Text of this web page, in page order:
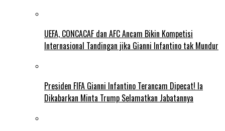
UEFA, CONCACAF dan AFC Ancam Bikin Kompetisi
Internasional Tandingan jika Gianni Infantino tak Mundur
Presiden FIFA Gianni Infantino Terancam Dipecat! Ia
Dikabarkan Minta Trump Selamatkan Jabatannya